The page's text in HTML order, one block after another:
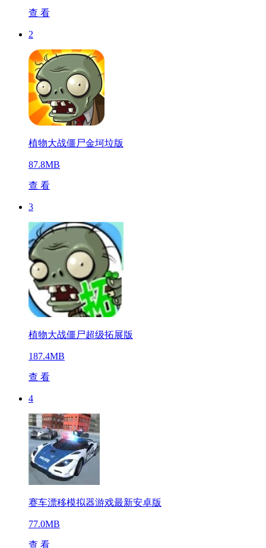
查 看
2
植物大战僵尸金坷垃版
87.8MB
查 看
3
植物大战僵尸超级拓展版
187.4MB
查 看
4
赛车漂移模拟器游戏最新安卓版
77.0MB
查 看